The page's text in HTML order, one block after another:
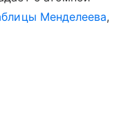
Менделеева,